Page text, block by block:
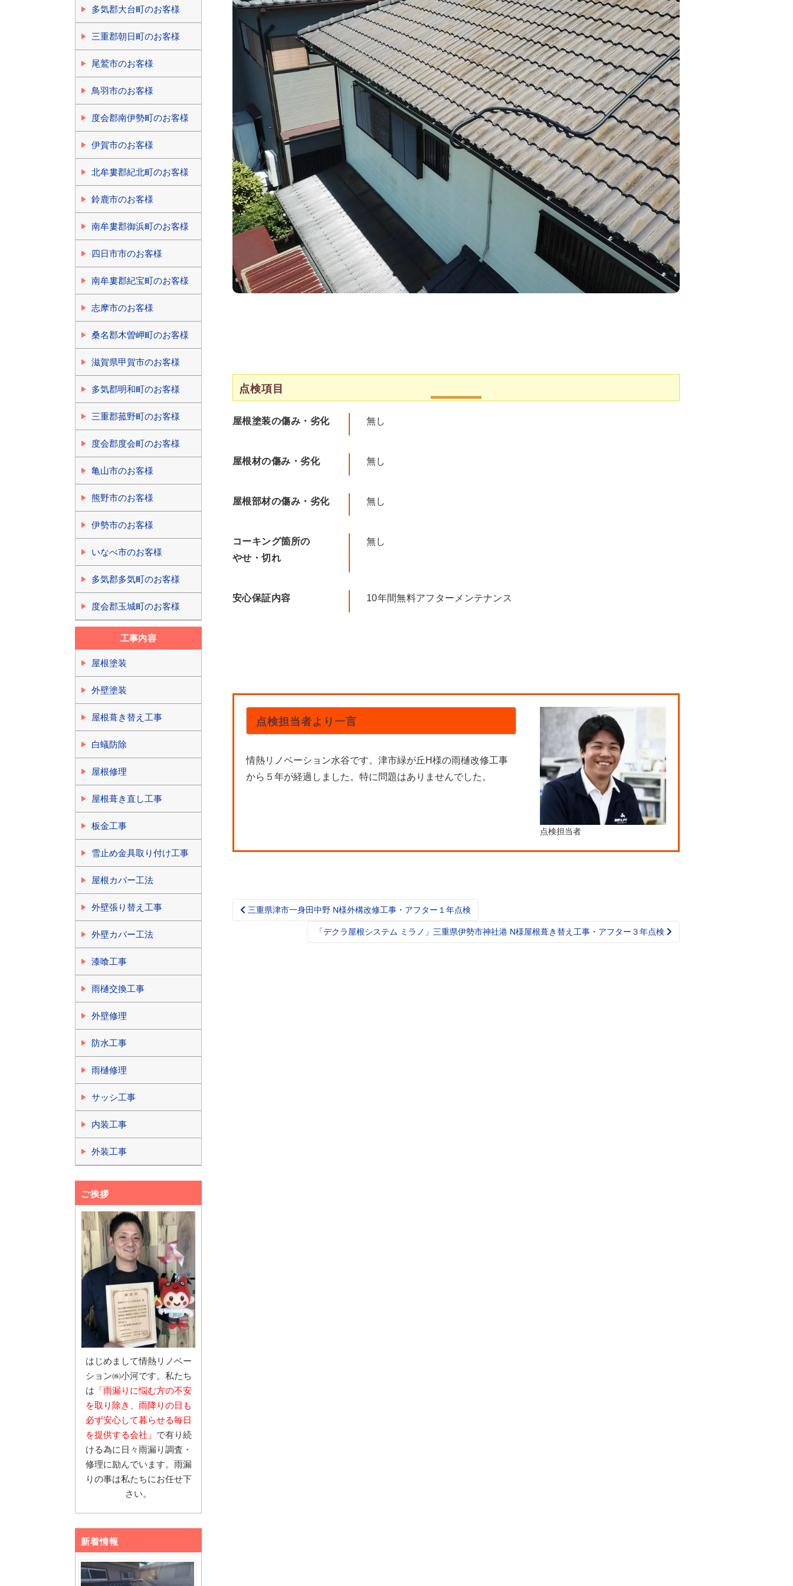
点検項目
屋根塗装の傷み・劣化 無し
屋根材の傷み・劣化 無し
屋根部材の傷み・劣化 無し
コーキング箇所の
やせ・切れ
無し
安心保証内容 10年間無料アフターメンテナンス
点検担当者より一言
情熱リノベーション水谷です。津市緑が丘H様の雨樋改修工事
から５年が経過しました。特に問題はありませんでした。
点検担当者
Post
三重県津市一身田中野 N様外構改修工事・アフター１年点検
「デクラ屋根システム ミラノ」三重県伊勢市神社港 N様屋根葺き替え工事・アフター３年点検
多気郡大台町のお客様
三重郡朝日町のお客様
尾鷲市のお客様
鳥羽市のお客様
度会郡南伊勢町のお客様
伊賀市のお客様
北牟婁郡紀北町のお客様
鈴鹿市のお客様
南牟婁郡御浜町のお客様
四日市市のお客様
南牟婁郡紀宝町のお客様
志摩市のお客様
桑名郡木曽岬町のお客様
滋賀県甲賀市のお客様
多気郡明和町のお客様
三重郡菰野町のお客様
度会郡度会町のお客様
亀山市のお客様
熊野市のお客様
伊勢市のお客様
いなべ市のお客様
多気郡多気町のお客様
度会郡玉城町のお客様
工事内容
屋根塗装
外壁塗装
屋根葺き替え工事
白蟻防除
屋根修理
屋根葺き直し工事
板金工事
雪止め金具取り付け工事
屋根カバー工法
外壁張り替え工事
外壁カバー工法
漆喰工事
雨樋交換工事
外壁修理
防水工事
雨樋修理
サッシ工事
内装工事
外装工事
ご挨拶
はじめまして情熱リノベー
ション㈱小河です。私たち
は 「雨漏りに悩む方の不安
を取り除き、雨降りの日も
必ず安心して暮らせる毎日
を提供する会社」 で有り続
ける為に日々雨漏り調査・
修理に励んでいます。雨漏
りの事は私たちにお任せ下
さい。
新着情報